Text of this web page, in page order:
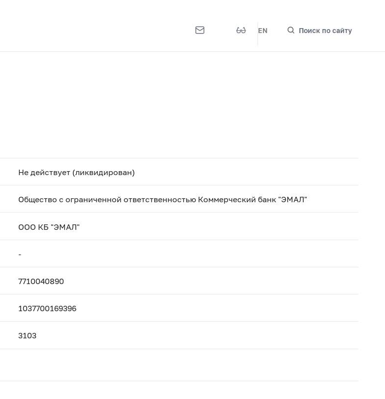
EN Поиск по сайту
Не действует (ликвидирован)
Общество с ограниченной ответственностью Коммерческий банк "ЭМАЛ"
ООО КБ "ЭМАЛ"
-
7710040890
1037700169396
3103